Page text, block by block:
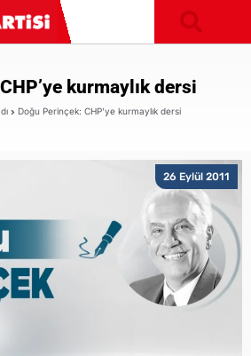
kurmaylık dersi
Doğu Perinçek: CHP’ye kurmaylık dersi
26 Eylül 2011